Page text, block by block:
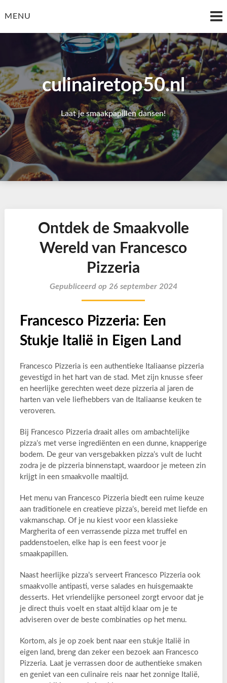
toMENU
culinairetop50.nl
Laat je smaakpapillen dansen!
Ontdek de Smaakvolle
Wereld van Francesco
Pizzeria
Gepubliceerd op 26 september 2024
Francesco Pizzeria: Een
Stukje Italië in Eigen Land
Francesco Pizzeria is een authentieke Italiaanse pizzeria
gevestigd in het hart van de stad. Met zijn knusse sfeer
en heerlijke gerechten weet deze pizzeria al jaren de
harten van vele liefhebbers van de Italiaanse keuken te
veroveren.
Bij Francesco Pizzeria draait alles om ambachtelijke
pizza’s met verse ingrediënten en een dunne, knapperige
bodem. De geur van versgebakken pizza’s vult de lucht
zodra je de pizzeria binnenstapt, waardoor je meteen zin
krijgt in een smaakvolle maaltijd.
Het menu van Francesco Pizzeria biedt een ruime keuze
aan traditionele en creatieve pizza’s, bereid met liefde en
vakmanschap. Of je nu kiest voor een klassieke
Margherita of een verrassende pizza met truffel en
paddenstoelen, elke hap is een feest voor je
smaakpapillen.
Naast heerlijke pizza’s serveert Francesco Pizzeria ook
smaakvolle antipasti, verse salades en huisgemaakte
desserts. Het vriendelijke personeel zorgt ervoor dat je
je direct thuis voelt en staat altijd klaar om je te
adviseren over de beste combinaties op het menu.
Kortom, als je op zoek bent naar een stukje Italië in
eigen land, breng dan zeker een bezoek aan Francesco
Pizzeria. Laat je verrassen door de authentieke smaken
en geniet van een culinaire reis naar het zonnige Italië,